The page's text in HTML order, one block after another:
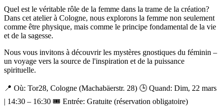
Quel est le véritable rôle de la femme dans la trame de la création?
Dans cet atelier à Cologne, nous explorons la femme non seulement
comme être physique, mais comme le principe fondamental de la vie
et de la sagesse.
Nous vous invitons à découvrir les mystères gnostiques du féminin –
un voyage vers la source de l'inspiration et de la puissance
spirituelle.
📍 Où: Tor28, Cologne (Machabäerstr. 28) 🕒 Quand: Dim, 22 mars
| 14:30 – 16:30 🎟 Entrée: Gratuite (réservation obligatoire)